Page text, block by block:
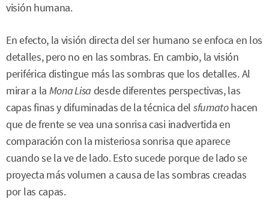
visión humana.
En efecto, la visión directa del ser humano se enfoca en los
detalles, pero no en las sombras. En cambio, la visión
periférica distingue más las sombras que los detalles. Al
mirar a la Mona Lisa desde diferentes perspectivas, las
capas finas y difuminadas de la técnica del sfumatohacen
que de frente se vea una sonrisa casi inadvertida en
comparación con la misteriosa sonrisa que aparece
cuando se la ve de lado. Esto sucede porque de lado se
proyecta más volumen a causa de las sombras creadas
por las capas.